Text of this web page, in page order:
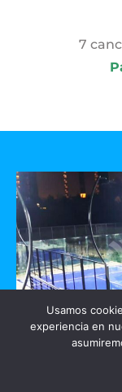
7
Usamos
experiencia en